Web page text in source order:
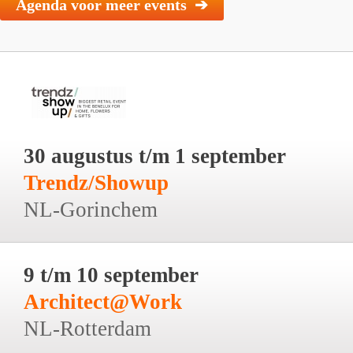
Agenda voor meer events ➔
30 augustus t/m 1 september
Trendz/Showup
NL-Gorinchem
9 t/m 10 september
Architect@Work
NL-Rotterdam